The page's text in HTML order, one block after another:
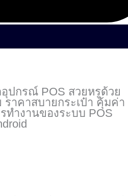
ปกรณ์ POS สวยหรูด้วย
าคาสบายกระเป๋า คุ้มค่า
ทำงานของระบบ POS